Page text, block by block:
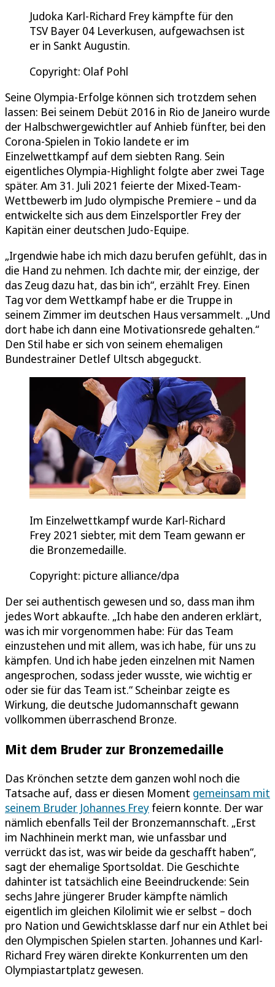
Judoka Karl-Richard Frey kämpfte für den
TSV Bayer 04 Leverkusen, aufgewachsen ist
er in Sankt Augustin.
Copyright: Olaf Pohl
Seine Olympia-Erfolge können sich trotzdem sehen
lassen: Bei seinem Debüt 2016 in Rio de Janeiro wurde
der Halbschwergewichtler auf Anhieb fünfter, bei den
Corona-Spielen in Tokio landete er im
Einzelwettkampf auf dem siebten Rang. Sein
eigentliches Olympia-Highlight folgte aber zwei Tage
später. Am 31. Juli 2021 feierte der Mixed-Team-
Wettbewerb im Judo olympische Premiere – und da
entwickelte sich aus dem Einzelsportler Frey der
Kapitän einer deutschen Judo-Equipe.
„Irgendwie habe ich mich dazu berufen gefühlt, das in
die Hand zu nehmen. Ich dachte mir, der einzige, der
das Zeug dazu hat, das bin ich“, erzählt Frey. Einen
Tag vor dem Wettkampf habe er die Truppe in
seinem Zimmer im deutschen Haus versammelt. „Und
dort habe ich dann eine Motivationsrede gehalten.“
Den Stil habe er sich von seinem ehemaligen
Bundestrainer Detlef Ultsch abgeguckt.
Im Einzelwettkampf wurde Karl-Richard
Frey 2021 siebter, mit dem Team gewann er
die Bronzemedaille.
Copyright: picture alliance/dpa
Der sei authentisch gewesen und so, dass man ihm
jedes Wort abkaufte. „Ich habe den anderen erklärt,
was ich mir vorgenommen habe: Für das Team
einzustehen und mit allem, was ich habe, für uns zu
kämpfen. Und ich habe jeden einzelnen mit Namen
angesprochen, sodass jeder wusste, wie wichtig er
oder sie für das Team ist.“ Scheinbar zeigte es
Wirkung, die deutsche Judomannschaft gewann
vollkommen überraschend Bronze.
Mit dem Bruder zur Bronzemedaille
Das Krönchen setzte dem ganzen wohl noch die
Tatsache auf, dass er diesen Moment gemeinsam mit
seinem Bruder Johannes Frey feiern konnte. Der war
nämlich ebenfalls Teil der Bronzemannschaft. „Erst
im Nachhinein merkt man, wie unfassbar und
verrückt das ist, was wir beide da geschafft haben“,
sagt der ehemalige Sportsoldat. Die Geschichte
dahinter ist tatsächlich eine Beeindruckende: Sein
sechs Jahre jüngerer Bruder kämpfte nämlich
eigentlich im gleichen Kilolimit wie er selbst – doch
pro Nation und Gewichtsklasse darf nur ein Athlet bei
den Olympischen Spielen starten. Johannes und Karl-
Richard Frey wären direkte Konkurrenten um den
Olympiastartplatz gewesen.